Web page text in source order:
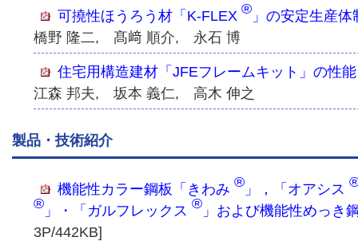
可撓性ほうろう材「K-FLEX ® 」の安定生産体
橋野 隆二, 髙﨑 順介, 永石 博
住宅用構造建材「JFEフレームキット」の性能
江森 邦夫, 坂本 義仁, 高木 伸之
製品・技術紹介
機能性カラー鋼板「きわみ ® 」，「オアシス
® 」・「ガルフレックス ® 」および機能性めっき
3P/442KB]